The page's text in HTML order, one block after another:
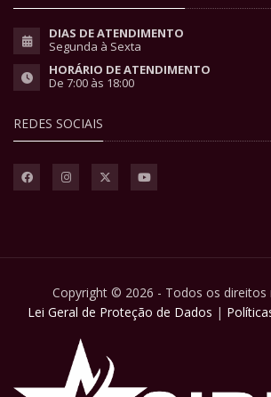
DIAS DE ATENDIMENTO
Segunda à Sexta
HORÁRIO DE ATENDIMENTO
De 7:00 às 18:00
REDES SOCIAIS
Copyright © 2026 - Todos os direitos
Lei Geral de Proteção de Dados |